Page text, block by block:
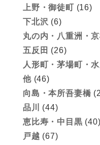
上野・御徒町 (16)
下北沢 (6)
丸の内・八重洲・
五反田 (26)
人形町・茅場町・
他(46)
向島・本所吾妻橋
品川
(44)
恵比寿・中目黒 (40)
戸越 (67)